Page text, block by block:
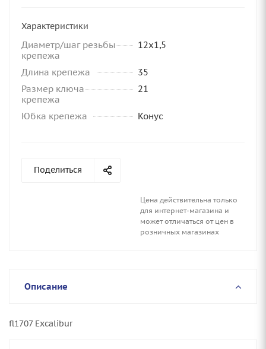
Характеристики
Диаметр/шаг резьбы
крепежа
12x1,5
Длина крепежа
35
Размер ключа
крепежа
21
Юбка крепежа Конус
Поделиться
Цена действительна только
для интернет-магазина и
может отличаться от цен в
розничных магазинах
Описание
fl1707 Excalibur